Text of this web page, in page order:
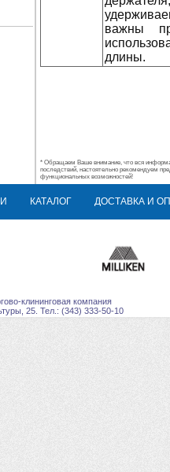
важны
длины.
* Обращаем Ваше внимание, что вся
последствий, настоятельно рекомендуем
функциональных возможностей!
КАТАЛОГ ДОСТАВКА И
клининговая компания
25. Тел.: (343) 333-50-10